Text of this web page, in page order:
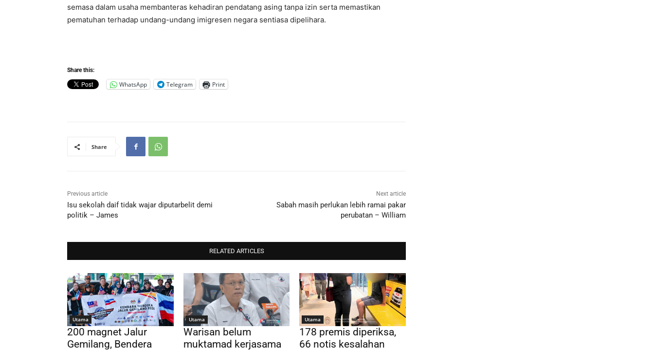
semasa dalam usaha membanteras kehadiran pendatang asing tanpa izin serta memastikan
pematuhan terhadap undang-undang imigresen negara sentiasa dipelihara.
Share this:
WhatsApp Telegram Print
Share
Previous article
Isu sekolah daif tidak wajar diputarbelit demi
politik – James
Next article
Sabah masih perlukan lebih ramai pakar
perubatan – William
RELATED ARTICLES
Utama
200 magnet Jalur
Gemilang, Bendera
Utama
Warisan belum
muktamad kerjasama
Utama
178 premis diperiksa,
66 notis kesalahan